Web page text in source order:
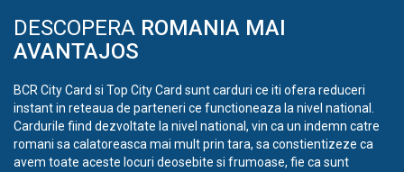
DESCOPERA ROMANIA MAI
AVANTAJOS
BCR City Card si Top City Card sunt carduri ce iti ofera reduceri
instant in reteaua de parteneri ce functioneaza la nivel national.
Cardurile fiind dezvoltate la nivel national, vin ca un indemn catre
romani sa calatoreasca mai mult prin tara, sa constientizeze ca
avem toate aceste locuri deosebite si frumoase, fie ca sunt